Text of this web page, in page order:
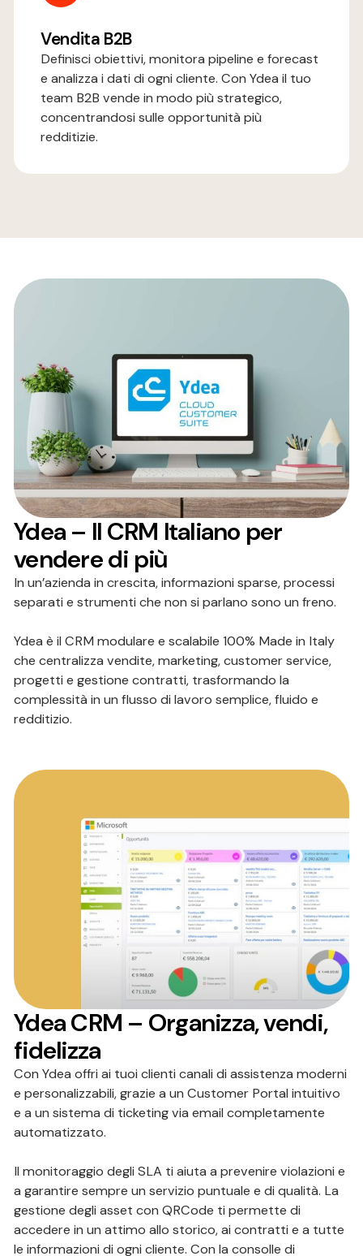
Vendita B2B
Definisci obiettivi, monitora pipeline e forecast
e analizza i dati di ogni cliente. Con Ydea il tuo
team B2B vende in modo più strategico,
concentrandosi sulle opportunità più
redditizie.
Ydea – Il CRM Italiano per
vendere di più
In un’azienda in crescita, informazioni sparse, processi
separati e strumenti che non si parlano sono un freno.
Ydea è il CRM modulare e scalabile 100% Made in Italy
che centralizza vendite, marketing, customer service,
progetti e gestione contratti, trasformando la
complessità in un flusso di lavoro semplice, fluido e
redditizio.
Ydea CRM – Organizza, vendi,
fidelizza
Con Ydea offri ai tuoi clienti canali di assistenza moderni
e personalizzabili, grazie a un Customer Portal intuitivo
e a un sistema di ticketing via email completamente
automatizzato.
Il monitoraggio degli SLA ti aiuta a prevenire violazioni e
a garantire sempre un servizio puntuale e di qualità. La
gestione degli asset con QRCode ti permette di
accedere in un attimo allo storico, ai contratti e a tutte
le informazioni di ogni cliente. Con la consolle di